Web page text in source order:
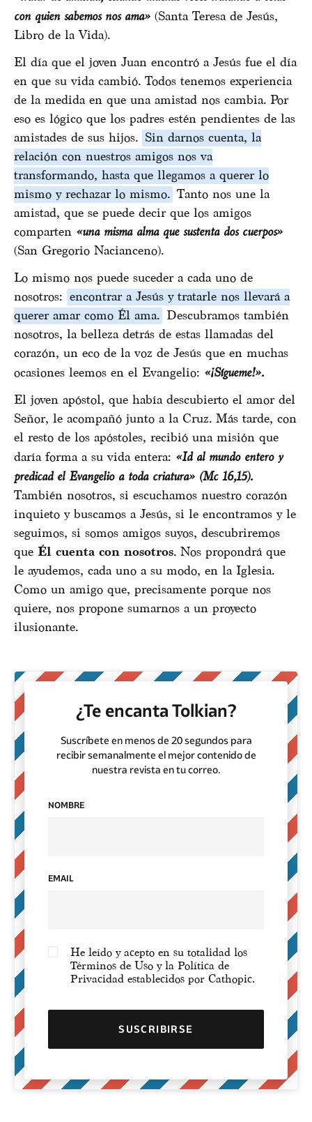
con quien sabemos nos ama» (Santa Teresa de Jesús,
Libro de la Vida).
El día que el joven Juan encontró a Jesús fue el día
en que su vida cambió. Todos tenemos experiencia
de la medida en que una amistad nos cambia. Por
eso es lógico que los padres estén pendientes de las
amistades de sus hijos. Sin darnos cuenta, la
relación con nuestros amigos nos va
transformando, hasta que llegamos a querer lo
mismo y rechazar lo mismo. Tanto nos une la
amistad, que se puede decir que los amigos
comparten «una misma alma que sustenta dos cuerpos»
(San Gregorio Nacianceno).
Lo mismo nos puede suceder a cada uno de
nosotros: encontrar a Jesús y tratarle nos llevará a
querer amar como Él ama. Descubramos también
nosotros, la belleza detrás de estas llamadas del
corazón, un eco de la voz de Jesús que en muchas
ocasiones leemos en el Evangelio: «¡Sígueme!».
El joven apóstol, que había descubierto el amor del
Señor, le acompañó junto a la Cruz. Más tarde, con
el resto de los apóstoles, recibió una misión que
daría forma a su vida entera: «Id al mundo entero y
predicad el Evangelio a toda criatura» (Mc 16,15).
También nosotros, si escuchamos nuestro corazón
inquieto y buscamos a Jesús, si le encontramos y le
seguimos, si somos amigos suyos, descubriremos
que Él cuenta con nosotros. Nos propondrá que
le ayudemos, cada uno a su modo, en la Iglesia.
Como un amigo que, precisamente porque nos
quiere, nos propone sumarnos a un proyecto
ilusionante.
¿Te encanta Tolkian?
Suscríbete en menos de 20 segundos para
recibir semanalmente el mejor contenido de
nuestra revista en tu correo.
NOMBRE
EMAIL
He leído y acepto en su totalidad los
Términos de Uso y la Política de
Privacidad establecidos por Cathopic.